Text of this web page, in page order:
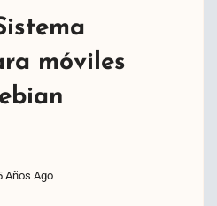
móviles
Años Ago